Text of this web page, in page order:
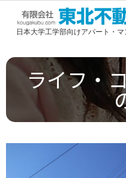
有
会
日本大学工学部向けアパート・マ
ライフ・